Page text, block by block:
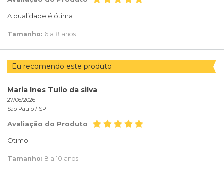
A qualidade é ótima !
Tamanho: 6 a 8 anos
Eu recomendo este produto
Maria Ines Tulio da silva
27/06/2026
São Paulo / SP
Avaliação do Produto
Otimo
Tamanho: 8 a 10 anos